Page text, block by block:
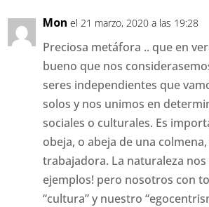
Mon el 21 marzo, 2020 a las 19:28
Preciosa metáfora .. que en
bueno que nos
seres independientes que
solos y nos unimos en
sociales o culturales. Es
obeja, o abeja de una
trabajadora. La naturaleza
ejemplos! pero nosotros con
“cultura” y nuestro